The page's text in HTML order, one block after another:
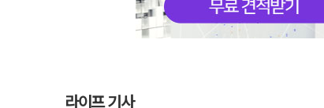
라이프 기사